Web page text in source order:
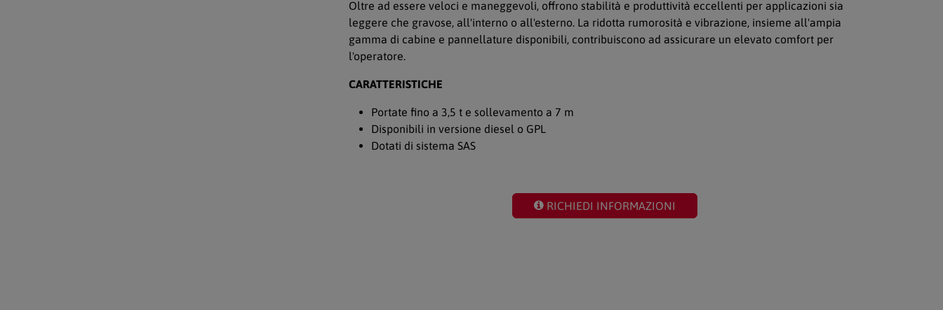
Oltre ad essere veloci e maneggevoli, offrono stabilità e produttività eccellenti per applicazioni sia
leggere che gravose, all'interno o all'esterno. La ridotta rumorosità e vibrazione, insieme all'ampia
gamma di cabine e pannellature disponibili, contribuiscono ad assicurare un elevato comfort per
l'operatore.
CARATTERISTICHE
Portate fino a 3,5 t e sollevamento a 7 m
Disponibili in versione diesel o GPL
Dotati di sistema SAS
RICHIEDI INFORMAZIONI